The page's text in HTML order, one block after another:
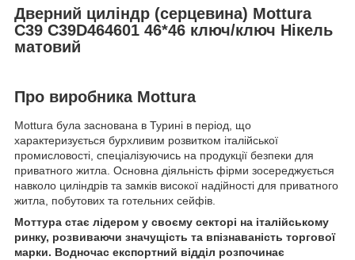
Дверний циліндр (серцевина) Mottura
C39 C39D464601 46*46 ключ/ключ Нікель
матовий
Про виробника Mottura
Mottura була заснована в Турині в період, що
характеризується бурхливим розвитком італійської
промисловості, спеціалізуючись на продукції безпеки для
приватного житла. Основна діяльність фірми зосереджується
навколо циліндрів та замків високої надійності для приватного
житла, побутових та готельних сейфів.
Моттура стає лідером у своєму секторі на італійському
ринку, розвиваючи значущість та впізнаваність торгової
марки. Водночас експортний відділ розпочинає